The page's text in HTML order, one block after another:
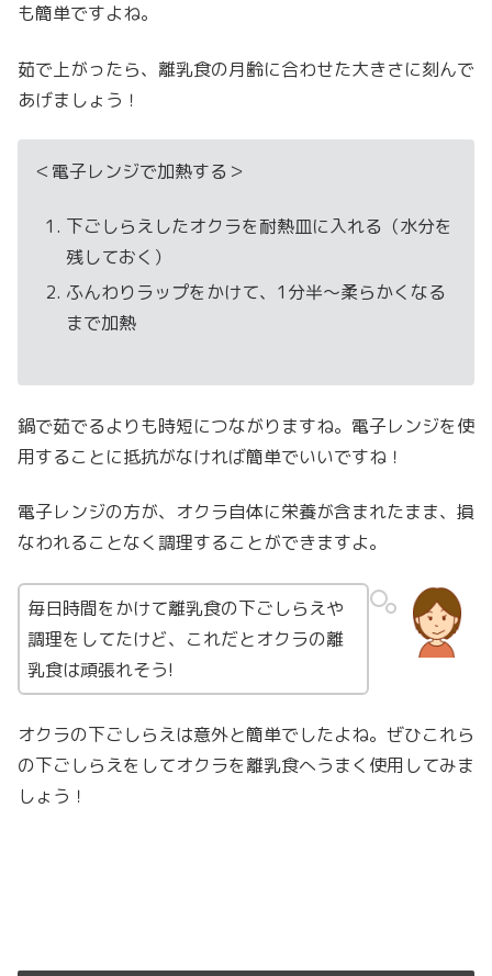
も簡単ですよね。
茹で上がったら、離乳食の月齢に合わせた大きさに刻んで
あげましょう！
＜電子レンジで加熱する＞
下ごしらえしたオクラを耐熱皿に入れる（水分を
残しておく）
ふんわりラップをかけて、1分半～柔らかくなる
まで加熱
鍋で茹でるよりも時短につながりますね。電子レンジを使
用することに抵抗がなければ簡単でいいですね！
電子レンジの方が、オクラ自体に栄養が含まれたまま、損
なわれることなく調理することができますよ。
毎日時間をかけて離乳食の下ごしらえや
調理をしてたけど、これだとオクラの離
乳食は頑張れそう!
オクラの下ごしらえは意外と簡単でしたよね。ぜひこれら
の下ごしらえをしてオクラを離乳食へうまく使用してみま
しょう！